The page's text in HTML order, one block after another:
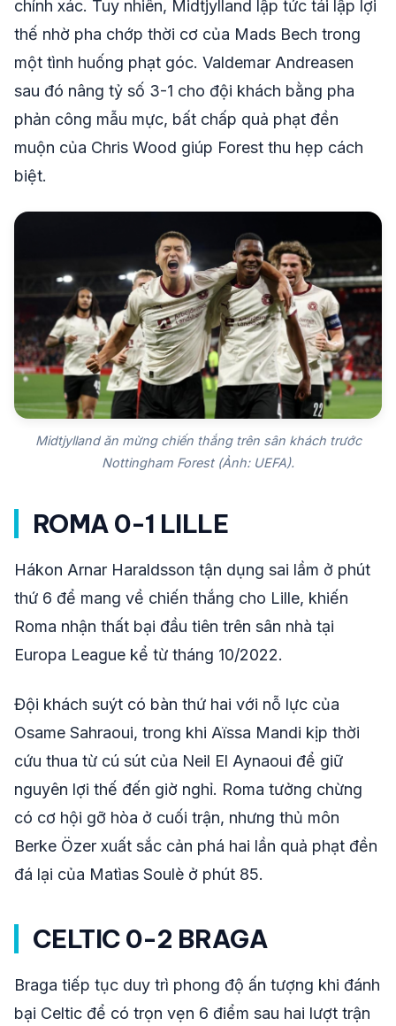
chính xác. Tuy nhiên, Midtjylland lập tức tái lập lợi
thế nhờ pha chớp thời cơ của Mads Bech trong
một tình huống phạt góc. Valdemar Andreasen
sau đó nâng tỷ số 3-1 cho đội khách bằng pha
phản công mẫu mực, bất chấp quả phạt đền
muộn của Chris Wood giúp Forest thu hẹp cách
biệt.
Midtjylland ăn mừng chiến thắng trên sân khách trước
Nottingham Forest (Ảnh: UEFA).
ROMA 0-1 LILLE
Hákon Arnar Haraldsson tận dụng sai lầm ở phút
thứ 6 để mang về chiến thắng cho Lille, khiến
Roma nhận thất bại đầu tiên trên sân nhà tại
Europa League kể từ tháng 10/2022.
Đội khách suýt có bàn thứ hai với nỗ lực của
Osame Sahraoui, trong khi Aïssa Mandi kịp thời
cứu thua từ cú sút của Neil El Aynaoui để giữ
nguyên lợi thế đến giờ nghỉ. Roma tưởng chừng
có cơ hội gỡ hòa ở cuối trận, nhưng thủ môn
Berke Özer xuất sắc cản phá hai lần quả phạt đền
đá lại của Matìas Soulè ở phút 85.
CELTIC 0-2 BRAGA
Braga tiếp tục duy trì phong độ ấn tượng khi đánh
bại Celtic để có trọn vẹn 6 điểm sau hai lượt trận